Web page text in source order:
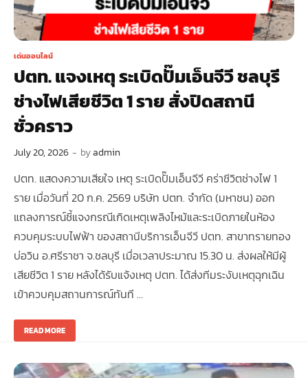
เด่นออนไลน์
ปตท. แจงเหตุ ระเบิดปั๊มเอ็นจีวี ชลบุรี
ช่างไฟเสียชีวิต 1 ราย สั่งปิดสถานี
ชั่วคราว
July 20, 2026 - byadmin
ปตท. แสดงความเสียใจ เหตุ ระเบิดปั๊มเอ็นจีวี คร่าชีวิตช่างไฟ 1
ราย เมื่อวันที่ 20 ก.ค. 2569 บริษัท ปตท. จำกัด (มหาชน) ออก
แถลงการณ์ชี้แจงกรณีเกิดเหตุเพลิงไหม้และระเบิดภายในห้อง
ควบคุมระบบไฟฟ้า ของสถานีบริการเอ็นจีวี ปตท. สาขาทรายทอง
บ่อวิน อ.ศรีราชา จ.ชลบุรี เมื่อเวลาประมาณ 15.30 น. ส่งผลให้มีผู้
เสียชีวิต 1 ราย หลังได้รับแจ้งเหตุ ปตท. ได้ส่งทีมระงับเหตุฉุกเฉิน
เข้าควบคุมสถานการณ์ทันที …
READ MORE